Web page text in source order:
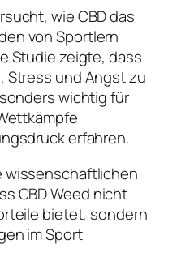
wie CBD das
von Sportlern
Studie zeigte, dass
Stress und Angst zu
wichtig für
erfahren.
wissenschaftlichen
CBD Weed nicht
bietet, sondern
im Sport